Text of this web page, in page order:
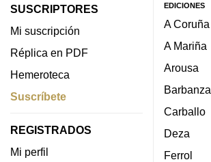
SUSCRIPTORES
Mi suscripción
Réplica en PDF
Hemeroteca
Suscríbete
REGISTRADOS
Mi perfil
EDICIONES
A Coruña
A Mariña
Arousa
Barbanza
Carballo
Deza
Ferrol